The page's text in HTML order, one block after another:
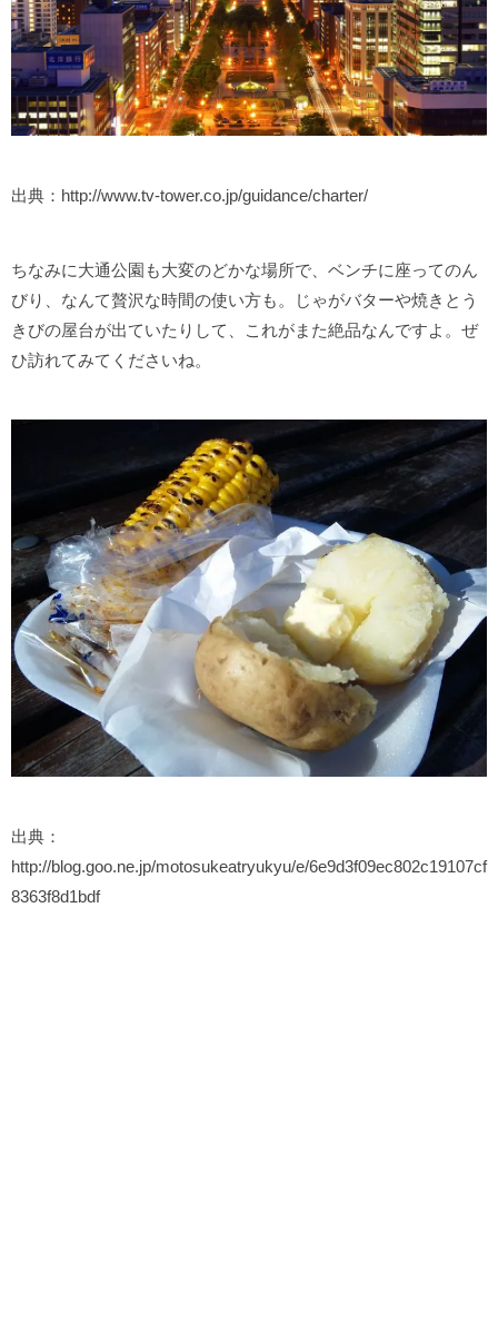
出典：http://www.tv-tower.co.jp/guidance/charter/
ちなみに大通公園も大変のどかな場所で、ベンチに座ってのん
びり、なんて贅沢な時間の使い方も。じゃがバターや焼きとう
きびの屋台が出ていたりして、これがまた絶品なんですよ。ぜ
ひ訪れてみてくださいね。
出典：
http://blog.goo.ne.jp/motosukeatryukyu/e/6e9d3f09ec802c19107cf
8363f8d1bdf